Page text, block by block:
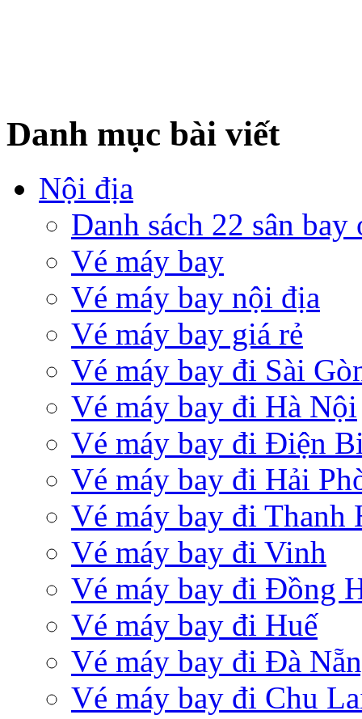
Danh mục bài viết
Nội địa
Danh sách 22 sân
Vé máy bay
Vé máy bay nội địa
Vé máy bay giá rẻ
Vé máy bay đi Sài
Vé máy bay đi Hà Nội
Vé máy bay đi Điện
Vé máy bay đi Hải
Vé máy bay đi Thanh
Vé máy bay đi Vinh
Vé máy bay đi Đồng
Vé máy bay đi Huế
Vé máy bay đi Đà
Vé máy bay đi Chu